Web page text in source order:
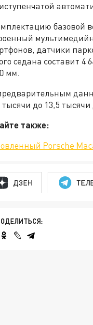
базовой
датчики
седана составит
мм.
тысячи до 13,5
также:
Porsche
ДЗЕН